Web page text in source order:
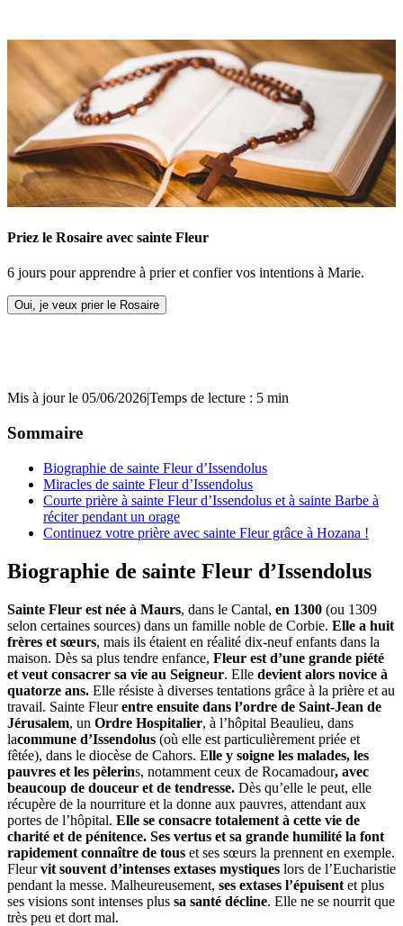
Priez le Rosaire avec sainte Fleur
6 jours pour apprendre à prier et confier vos intentions à Marie.
Oui, je veux prier le Rosaire
Mis à jour le 05/06/2026|Temps de lecture : 5 min
Sommaire
Biographie de sainte Fleur d’Issendolus
Miracles de sainte Fleur d’Issendolus
Courte prière à sainte Fleur d’Issendolus et à sainte Barbe à
réciter pendant un orage
Continuez votre prière avec sainte Fleur grâce à Hozana !
Biographie de sainte Fleur d’Issendolus
Sainte Fleur est née à Maurs, dans le Cantal, en 1300 (ou 1309
selon certaines sources) dans un famille noble de Corbie. Elle a huit
frères et sœurs, mais ils étaient en réalité dix-neuf enfants dans la
maison. Dès sa plus tendre enfance, Fleur est d’une grande piété
et veut consacrer sa vie au Seigneur. Elle devient alors novice à
quatorze ans. Elle résiste à diverses tentations grâce à la prière et au
travail. Sainte Fleurentre ensuite dans l’ordre de Saint-Jean de
Jérusalem, un Ordre Hospitalier, à l’hôpital Beaulieu, dans
lacommune d’Issendolus (où elle est particulièrement priée et
fêtée), dans le diocèse de Cahors. Elle y soigne les malades, les
pauvres et les pèlerins, notamment ceux de Rocamadour, avec
beaucoup de douceur et de tendresse. Dès qu’elle le peut, elle
récupère de la nourriture et la donne aux pauvres, attendant aux
portes de l’hôpital. Elle se consacre totalement à cette vie de
charité et de pénitence. Ses vertus et sa grande humilité la font
rapidement connaître de tous et ses sœurs la prennent en exemple.
Fleurvit souvent d’intenses extases mystiques lors de l’Eucharistie
pendant la messe. Malheureusement, ses extases l’épuisent et plus
ses visions sont intenses plus sa santé décline. Elle ne se nourrit que
très peu et dort mal.